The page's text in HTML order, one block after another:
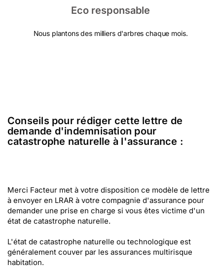
Eco responsable
Nous plantons des milliers d'arbres chaque mois.
Conseils pour rédiger cette lettre de
demande d'indemnisation pour
catastrophe naturelle à l'assurance :
Merci Facteur met à votre disposition ce modèle de lettre
à envoyer en LRAR à votre compagnie d'assurance pour
demander une prise en charge si vous êtes victime d'un
état de catastrophe naturelle.
L'état de catastrophe naturelle ou technologique est
généralement couver par les assurances multirisque
habitation.